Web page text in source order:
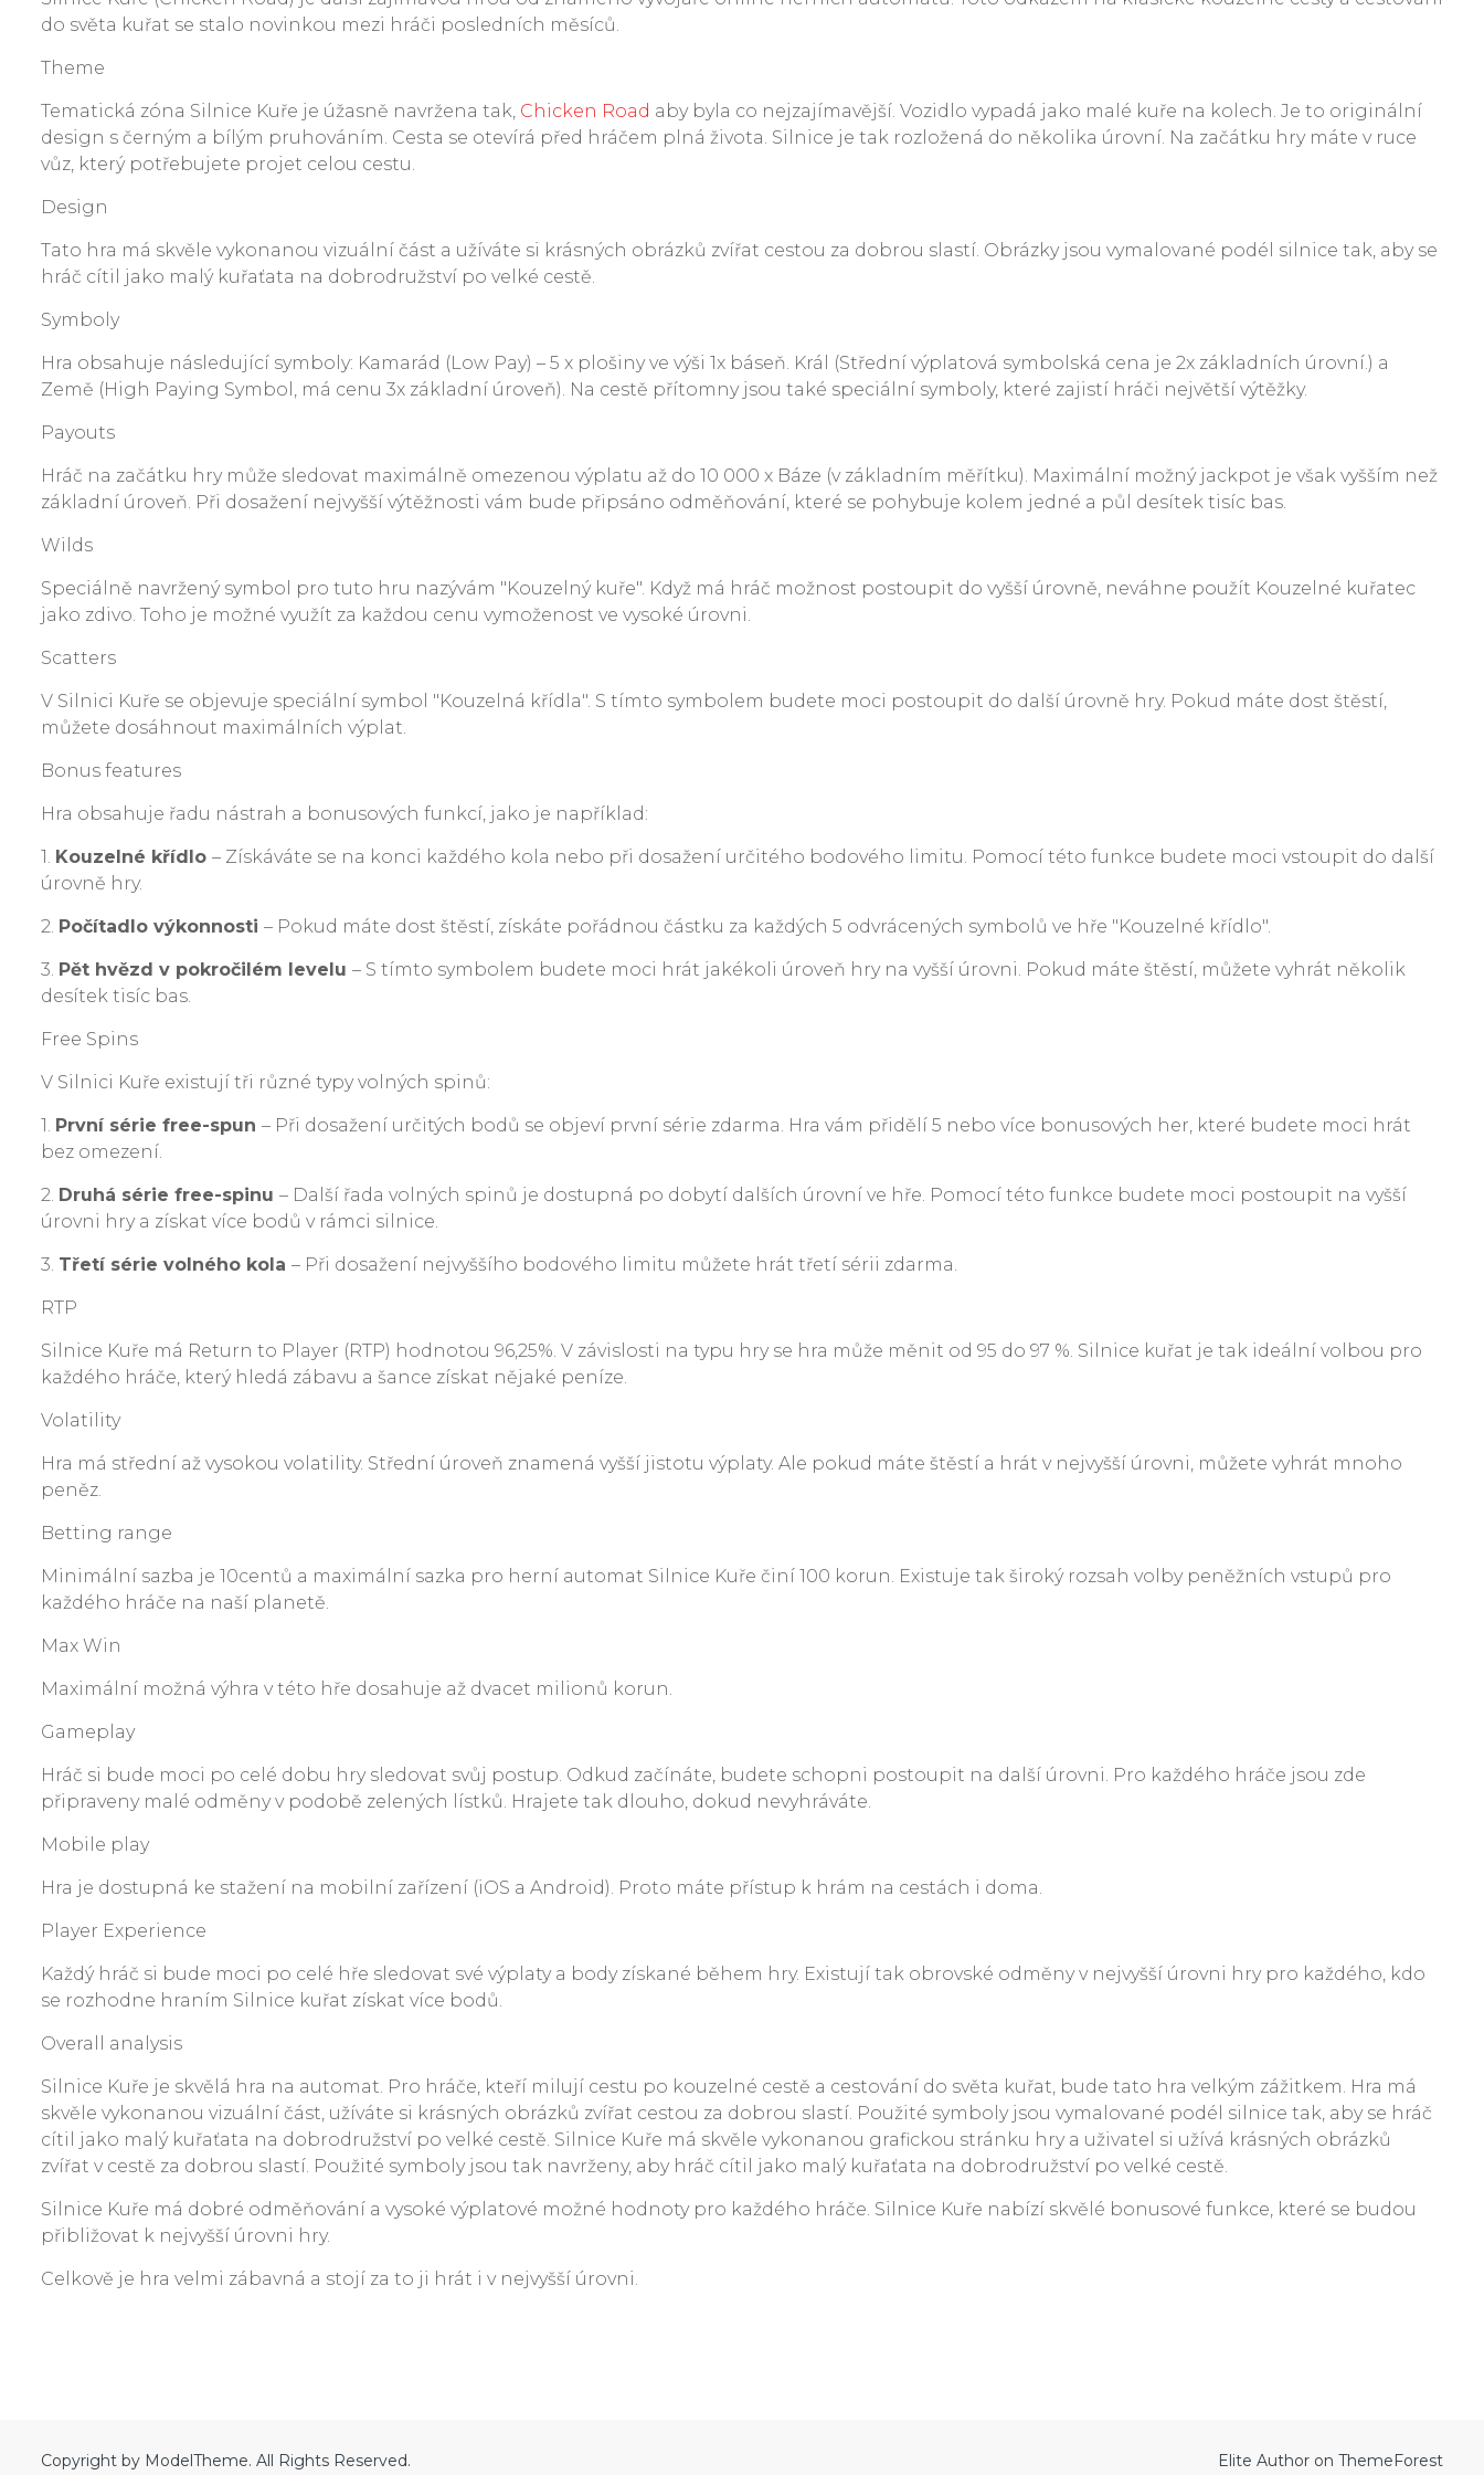
do světa kuřat se stalo novinkou mezi hráči posledních měsíců.
Theme
Tematická zóna Silnice Kuře je úžasně navržena tak, Chicken Road aby byla co nejzajímavější. Vozidlo vypadá jako malé kuře na kolech. Je to originální
design s černým a bílým pruhováním. Cesta se otevírá před hráčem plná života. Silnice je tak rozložená do několika úrovní. Na začátku hry máte v ruce
vůz, který potřebujete projet celou cestu.
Design
Tato hra má skvěle vykonanou vizuální část a užíváte si krásných obrázků zvířat cestou za dobrou slastí. Obrázky jsou vymalované podél silnice tak, aby se
hráč cítil jako malý kuřaťata na dobrodružství po velké cestě.
Symboly
Hra obsahuje následující symboly: Kamarád (Low Pay) – 5 x plošiny ve výši 1x báseň. Král (Střední výplatová symbolská cena je 2x základních úrovní.) a
Země (High Paying Symbol, má cenu 3x základní úroveň). Na cestě přítomny jsou také speciální symboly, které zajistí hráči největší výtěžky.
Payouts
Hráč na začátku hry může sledovat maximálně omezenou výplatu až do 10 000 x Báze (v základním měřítku). Maximální možný jackpot je však vyšším než
základní úroveň. Při dosažení nejvyšší výtěžnosti vám bude připsáno odměňování, které se pohybuje kolem jedné a půl desítek tisíc bas.
Wilds
Speciálně navržený symbol pro tuto hru nazývám "Kouzelný kuře". Když má hráč možnost postoupit do vyšší úrovně, neváhne použít Kouzelné kuřatec
jako zdivo. Toho je možné využít za každou cenu vymoženost ve vysoké úrovni.
Scatters
V Silnici Kuře se objevuje speciální symbol "Kouzelná křídla". S tímto symbolem budete moci postoupit do další úrovně hry. Pokud máte dost štěstí,
můžete dosáhnout maximálních výplat.
Bonus features
Hra obsahuje řadu nástrah a bonusových funkcí, jako je například:
1. Kouzelné křídlo – Získáváte se na konci každého kola nebo při dosažení určitého bodového limitu. Pomocí této funkce budete moci vstoupit do další
úrovně hry.
2. Počítadlo výkonnosti – Pokud máte dost štěstí, získáte pořádnou částku za každých 5 odvrácených symbolů ve hře "Kouzelné křídlo".
3. Pět hvězd v pokročilém levelu – S tímto symbolem budete moci hrát jakékoli úroveň hry na vyšší úrovni. Pokud máte štěstí, můžete vyhrát několik
desítek tisíc bas.
Free Spins
V Silnici Kuře existují tři různé typy volných spinů:
1. První série free-spun – Při dosažení určitých bodů se objeví první série zdarma. Hra vám přidělí 5 nebo více bonusových her, které budete moci hrát
bez omezení.
2. Druhá série free-spinu – Další řada volných spinů je dostupná po dobytí dalších úrovní ve hře. Pomocí této funkce budete moci postoupit na vyšší
úrovni hry a získat více bodů v rámci silnice.
3. Třetí série volného kola – Při dosažení nejvyššího bodového limitu můžete hrát třetí sérii zdarma.
RTP
Silnice Kuře má Return to Player (RTP) hodnotou 96,25%. V závislosti na typu hry se hra může měnit od 95 do 97 %. Silnice kuřat je tak ideální volbou pro
každého hráče, který hledá zábavu a šance získat nějaké peníze.
Volatility
Hra má střední až vysokou volatility. Střední úroveň znamená vyšší jistotu výplaty. Ale pokud máte štěstí a hrát v nejvyšší úrovni, můžete vyhrát mnoho
peněz.
Betting range
Minimální sazba je 10centů a maximální sazka pro herní automat Silnice Kuře činí 100 korun. Existuje tak široký rozsah volby peněžních vstupů pro
každého hráče na naší planetě.
Max Win
Maximální možná výhra v této hře dosahuje až dvacet milionů korun.
Gameplay
Hráč si bude moci po celé dobu hry sledovat svůj postup. Odkud začínáte, budete schopni postoupit na další úrovni. Pro každého hráče jsou zde
připraveny malé odměny v podobě zelených lístků. Hrajete tak dlouho, dokud nevyhráváte.
Mobile play
Hra je dostupná ke stažení na mobilní zařízení (iOS a Android). Proto máte přístup k hrám na cestách i doma.
Player Experience
Každý hráč si bude moci po celé hře sledovat své výplaty a body získané během hry. Existují tak obrovské odměny v nejvyšší úrovni hry pro každého, kdo
se rozhodne hraním Silnice kuřat získat více bodů.
Overall analysis
Silnice Kuře je skvělá hra na automat. Pro hráče, kteří milují cestu po kouzelné cestě a cestování do světa kuřat, bude tato hra velkým zážitkem. Hra má
skvěle vykonanou vizuální část, užíváte si krásných obrázků zvířat cestou za dobrou slastí. Použité symboly jsou vymalované podél silnice tak, aby se hráč
cítil jako malý kuřaťata na dobrodružství po velké cestě. Silnice Kuře má skvěle vykonanou grafickou stránku hry a uživatel si užívá krásných obrázků
zvířat v cestě za dobrou slastí. Použité symboly jsou tak navrženy, aby hráč cítil jako malý kuřaťata na dobrodružství po velké cestě.
Silnice Kuře má dobré odměňování a vysoké výplatové možné hodnoty pro každého hráče. Silnice Kuře nabízí skvělé bonusové funkce, které se budou
přibližovat k nejvyšší úrovni hry.
Celkově je hra velmi zábavná a stojí za to ji hrát i v nejvyšší úrovni.
Copyright by ModelTheme. All Rights Reserved. Elite Author on ThemeForest